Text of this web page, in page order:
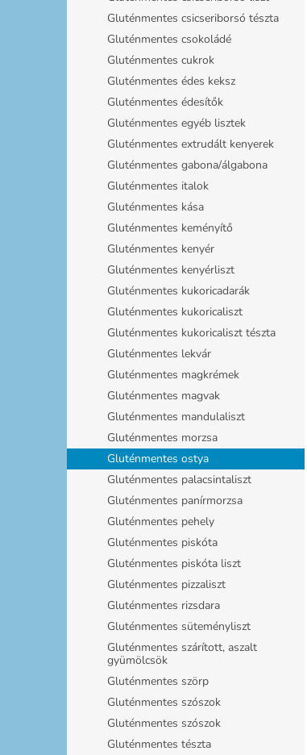
Gluténmentes csicseriborsó tészta
Gluténmentes csokoládé
Gluténmentes cukrok
Gluténmentes édes keksz
Gluténmentes édesítők
Gluténmentes egyéb lisztek
Gluténmentes extrudált kenyerek
Gluténmentes gabona/álgabona
Gluténmentes italok
Gluténmentes kása
Gluténmentes keményítő
Gluténmentes kenyér
Gluténmentes kenyérliszt
Gluténmentes kukoricadarák
Gluténmentes kukoricaliszt
Gluténmentes kukoricaliszt tészta
Gluténmentes lekvár
Gluténmentes magkrémek
Gluténmentes magvak
Gluténmentes mandulaliszt
Gluténmentes morzsa
Gluténmentes ostya
Gluténmentes palacsintaliszt
Gluténmentes panírmorzsa
Gluténmentes pehely
Gluténmentes piskóta
Gluténmentes piskóta liszt
Gluténmentes pizzaliszt
Gluténmentes rizsdara
Gluténmentes süteményliszt
Gluténmentes szárított, aszalt
gyümölcsök
Gluténmentes szörp
Gluténmentes szószok
Gluténmentes szószok
Gluténmentes tészta